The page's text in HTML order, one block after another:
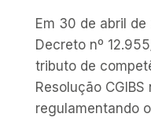
Em 30 de abril
Decreto nº
tributo de
Resolução
regulamentando